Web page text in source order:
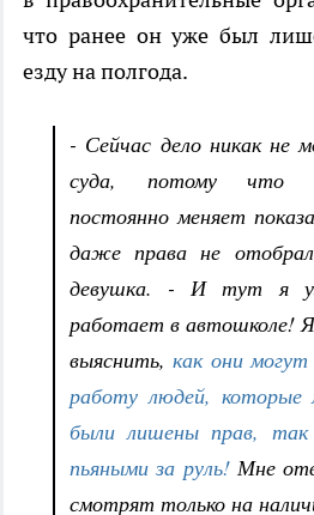
что ранее он уже был
езду на полгода.
- Сейчас дело никак не
суда, потому что
постоянно меняет
даже права не
девушка. - И тут я
работает в автошколе!
выяснить,как они
работу людей,
были лишены прав,
пьяными за руль!Мне
смотрят только на